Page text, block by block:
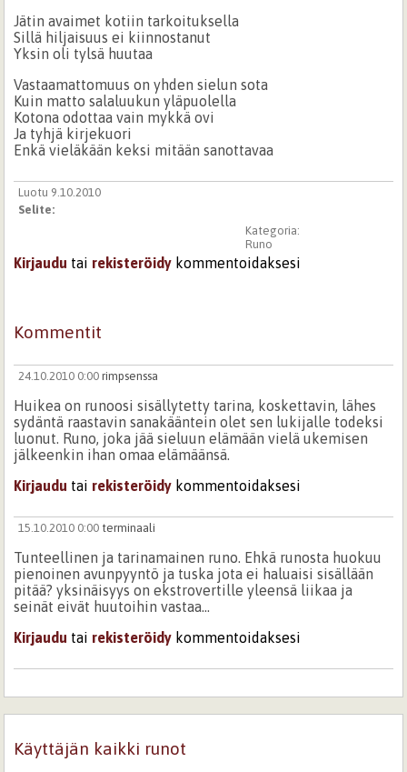
Jätin avaimet kotiin tarkoituksella
Sillä hiljaisuus ei kiinnostanut
Yksin oli tylsä huutaa
Vastaamattomuus on yhden sielun sota
Kuin matto salaluukun yläpuolella
Kotona odottaa vain mykkä ovi
Ja tyhjä kirjekuori
Enkä vieläkään keksi mitään sanottavaa
Luotu 9.10.2010
Selite:
Kategoria:
Runo
Kirjaudu tai rekisteröidy kommentoidaksesi
Kommentit
24.10.2010 0:00 rimpsenssa
Huikea on runoosi sisällytetty tarina, koskettavin, lähes
sydäntä raastavin sanakääntein olet sen lukijalle todeksi
luonut. Runo, joka jää sieluun elämään vielä ukemisen
jälkeenkin ihan omaa elämäänsä.
Kirjaudu tai rekisteröidy kommentoidaksesi
15.10.2010 0:00 terminaali
Tunteellinen ja tarinamainen runo. Ehkä runosta huokuu
pienoinen avunpyyntö ja tuska jota ei haluaisi sisällään
pitää? yksinäisyys on ekstrovertille yleensä liikaa ja
seinät eivät huutoihin vastaa...
Kirjaudu tai rekisteröidy kommentoidaksesi
Kirjaudutai rekisteröidy kommentoidaksesi
Käyttäjän kaikki runot